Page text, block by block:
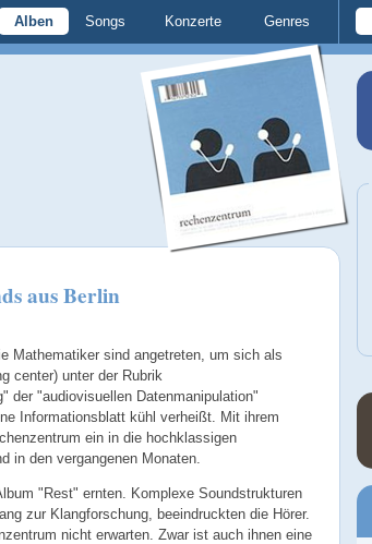
Alben Songs Konzerte Genres
aus Berlin
Mathematiker sind angetreten, um sich als
center) unter der Rubrik
der "audiovisuellen Datenmanipulation"
Informationsblatt kühl verheißt. Mit ihrem
ein in die hochklassigen
in den vergangenen Monaten.
"Rest" ernten. Komplexe Soundstrukturen
zur Klangforschung, beeindruckten die Hörer.
nicht erwarten. Zwar ist auch ihnen eine